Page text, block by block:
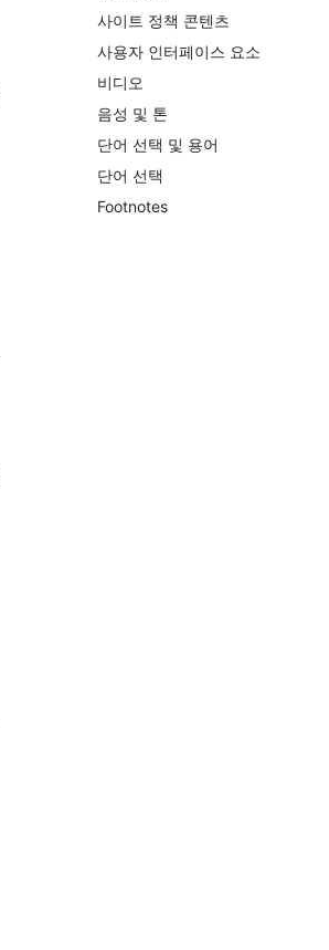
사이트 정책 콘텐츠
사용자 인터페이스 요소
비디오
음성 및 톤
단어 선택 및 용어
단어 선택
Footnotes